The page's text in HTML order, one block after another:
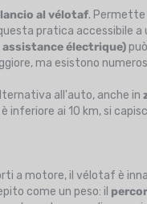
al vélotaf. Permette
pratica accessibile
assistance électrique)
ma esistono
all'auto, anche in
è inferiore ai 10 km, si
a motore, il vélotaf è
come un peso: il